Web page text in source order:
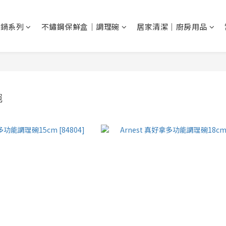
系列 不鏽鋼保鮮盒｜調理碗 居家清潔｜廚房用品